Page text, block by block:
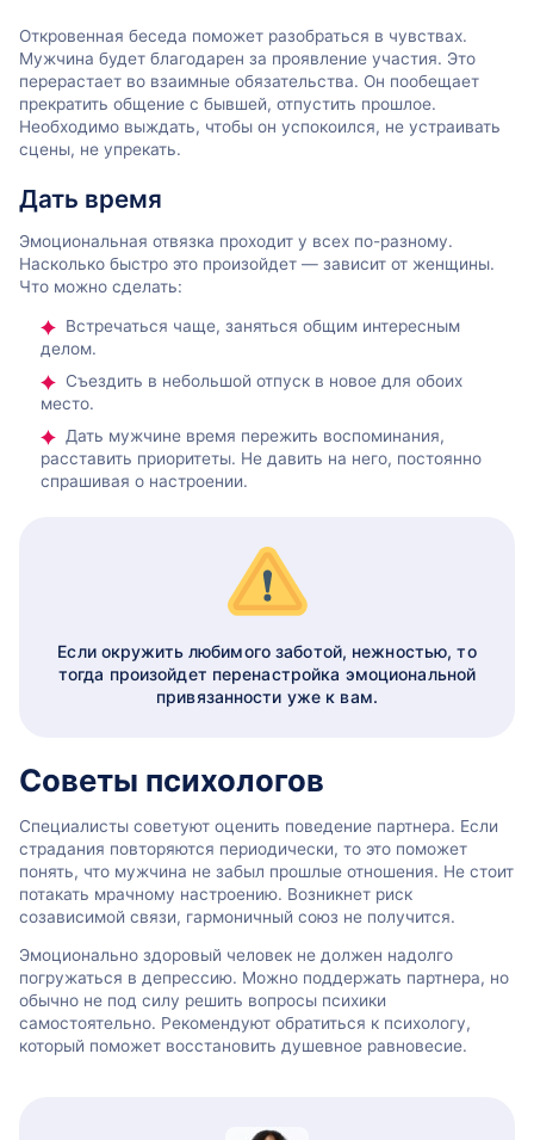
Откровенная беседа поможет разобраться в чувствах.
Мужчина будет благодарен за проявление участия. Это
перерастает во взаимные обязательства. Он пообещает
прекратить общение с бывшей, отпустить прошлое.
Необходимо выждать, чтобы он успокоился, не устраивать
сцены, не упрекать.
Дать время
Эмоциональная отвязка проходит у всех по-разному.
Насколько быстро это произойдет — зависит от женщины.
Что можно сделать:
Встречаться чаще, заняться общим интересным
делом.
Съездить в небольшой отпуск в новое для обоих
место.
Дать мужчине время пережить воспоминания,
расставить приоритеты. Не давить на него, постоянно
спрашивая о настроении.
Если окружить любимого заботой, нежностью, то
тогда произойдет перенастройка эмоциональной
привязанности уже к вам.
Советы психологов
Специалисты советуют оценить поведение партнера. Если
страдания повторяются периодически, то это поможет
понять, что мужчина не забыл прошлые отношения. Не стоит
потакать мрачному настроению. Возникнет риск
созависимой связи, гармоничный союз не получится.
Эмоционально здоровый человек не должен надолго
погружаться в депрессию. Можно поддержать партнера, но
обычно не под силу решить вопросы психики
самостоятельно. Рекомендуют обратиться к психологу,
который поможет восстановить душевное равновесие.